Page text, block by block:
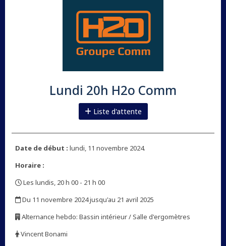
Lundi 20h H2o Comm
Liste d'attente
Date de début : lundi, 11 novembre 2024.
Horaire :
Les lundis, 20 h 00 - 21 h 00
Du 11 novembre 2024 jusqu'au 21 avril 2025
Alternance hebdo: Bassin intérieur / Salle d'ergomètres
Vincent Bonami